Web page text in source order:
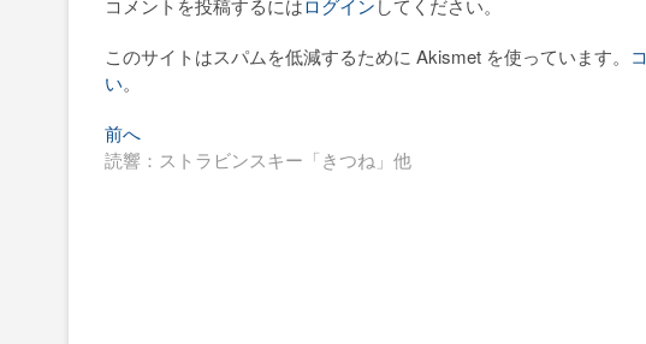
コメントを投稿するにはログインしてください。
このサイトはスパムを低減するために Akismet を使っています。
い。
投
稿
前へ
去
読響：ストラビンスキー「きつね」他